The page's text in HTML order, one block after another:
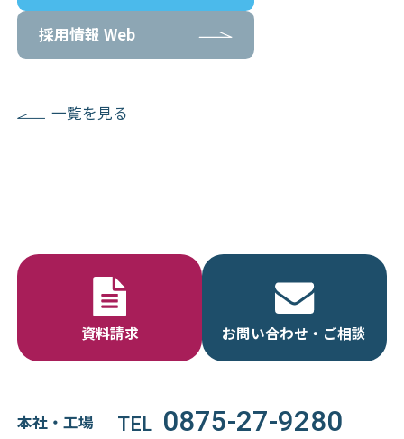
採用情報 Web
一覧を見る
資料請求 お問い合わせ・ご相談
本社・工場 TEL 0875-27-9280